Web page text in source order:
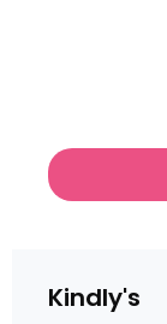
Kindly's